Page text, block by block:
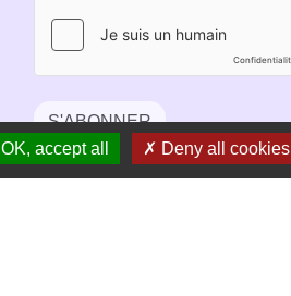
S'ABONNER
OK, accept all Deny all cookies